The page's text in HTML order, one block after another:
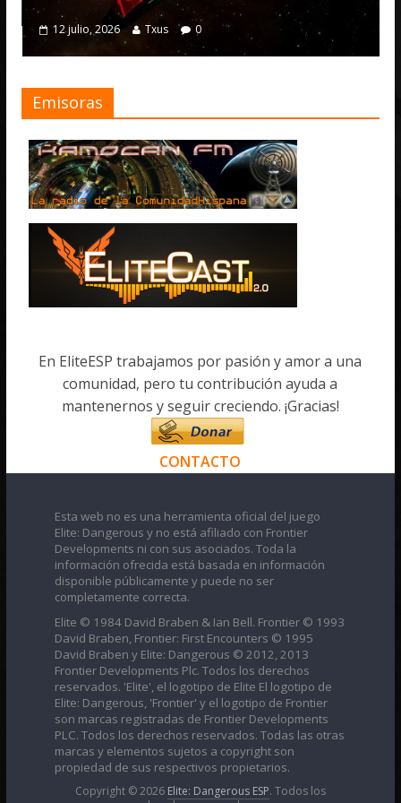
2026 Txus 0
Emisoras
En EliteESP trabajamos por pasión y amor a una
comunidad, pero tu contribución ayuda a
mantenernos y seguir creciendo. ¡Gracias!
CONTACTO
Esta web no es una herramienta oficial del juego
Elite: Dangerous y no está afiliado con Frontier
Developments ni con sus asociados. Toda la
información ofrecida está basada en información
disponible públicamente y puede no ser
completamente correcta.
Elite © 1984 David Braben & Ian Bell. Frontier © 1993
David Braben, Frontier: First Encounters © 1995
David Braben y Elite: Dangerous © 2012, 2013
Frontier Developments Plc. Todos los derechos
reservados. 'Elite', el logotipo de Elite El logotipo de
Elite: Dangerous, 'Frontier' y el logotipo de Frontier
son marcas registradas de Frontier Developments
PLC. Todos los derechos reservados. Todas las otras
marcas y elementos sujetos a copyright son
propiedad de sus respectivos propietarios.
Copyright © 2026 Elite: Dangerous ESP. Todos los